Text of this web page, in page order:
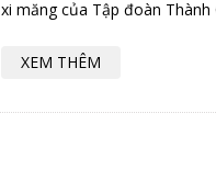
xi măng của Tập đoàn Thành
XEM THÊM